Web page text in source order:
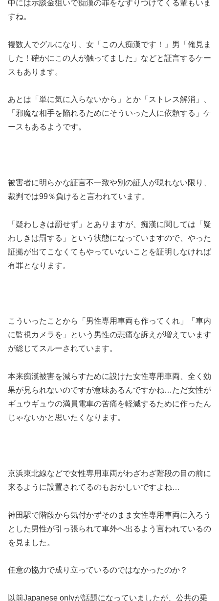
中には示談金狙いで痴漢の罪をなすりつけてくる輩もいま
すね。
複数人でグルになり、女「この人痴漢です！」男「俺見ま
した！確かにこの人が触ってました」などと証言するケー
スもあります。
あとは「単に気に入らないから」とか「ストレス解消」、
「邪魔な相手を陥れるためにそういった人に依頼する」ケ
ースもあるようです。
被害者に明らかな証言不一致や別の証人が現れない限り、
裁判では99％負けると言われています。
「疑わしきは罰せず」とありますが、痴漢に関しては「疑
わしきは罰する」という状態になっていますので、やった
証拠が出てこなくてもやっていないことを証明しなければ
有罪となります。
こういったことから「男性専用車両も作ってくれ」「車内
に監視カメラを」という男性の悲痛な訴えが増えています
が総じてスルーされています。
本来痴漢被害を減らすために設けた女性専用車両、全く効
果が見られないのですが意味あるんですかね…ただ女性が
ギュウギュウの満員電車の苦痛を軽減するために作ったん
じゃないかと思いたくなります。
京浜東北線などで女性専用車両がわざわざ階段の目の前に
来るように設置されてるのもおかしいですよね…
神田駅で階段から気付かずそのまま女性専用車両に入ろう
とした男性が引っ張られて車外へ出るよう言われているの
を見ました。
任意の協力で成り立っているのではなかったのか？
以前Japanese onlyが話題になっていましたが、公共の乗